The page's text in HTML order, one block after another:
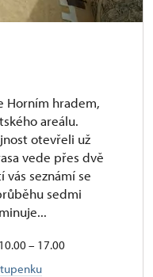
Horním hradem,
areálu.
otevřeli už
vede přes dvě
seznámí se
sedmi
– 17.00